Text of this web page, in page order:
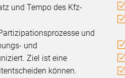
und Tempo des Kfz-
und
und
Ziel ist eine
können.